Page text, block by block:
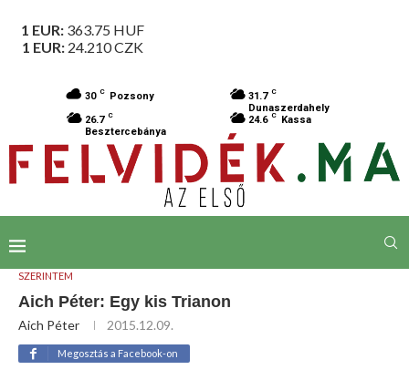
1 EUR: 363.75 HUF
1 EUR: 24.210CZK
30 C Pozsony 31.7 C
Dunaszerdahely
26.7 C
Besztercebánya
24.6 C Kassa
SZERINTEM
Aich Péter: Egy kis Trianon
Aich Péter 2015.12.09.
Megosztás a Facebook-on